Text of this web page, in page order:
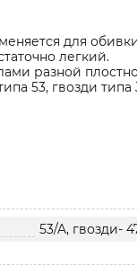
для
легкий.
разной
53, гвозди
53/A, гвозди-